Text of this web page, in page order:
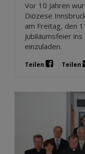
Vor 10 Jahren
Diözese
am Freitag, den
Jubiläumsfeier
einzuladen.
Teilen Teilen